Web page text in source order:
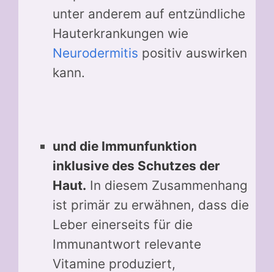
unter anderem auf entzündliche
Hauterkrankungen wie
Neurodermitis positiv auswirken
kann.
und die Immunfunktion
inklusive des Schutzes der
Haut. In diesem Zusammenhang
ist primär zu erwähnen, dass die
Leber einerseits für die
Immunantwort relevante
Vitamine produziert,